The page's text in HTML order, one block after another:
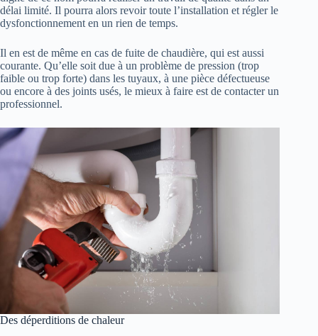
délai limité. Il pourra alors revoir toute l’installation et régler le
dysfonctionnement en un rien de temps.
Il en est de même en cas de fuite de chaudière, qui est aussi
courante. Qu’elle soit due à un problème de pression (trop
faible ou trop forte) dans les tuyaux, à une pièce défectueuse
ou encore à des joints usés, le mieux à faire est de contacter un
professionnel.
Des déperditions de chaleur